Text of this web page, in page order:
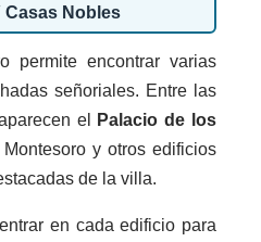
Casas Nobles
permite encontrar varias
señoriales. Entre las
el Palacio de los
y otros edificios
de la villa.
en cada edificio para